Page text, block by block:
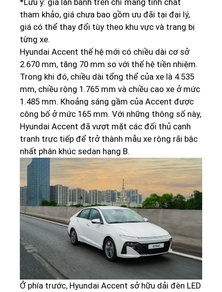
tham khảo, giá chưa bao gồm ưu đãi tại đại lý,
giá có thể thay đổi tùy theo khu vực và trang bị
từng xe.
Hyundai Accent thế hệ mới có chiều dài cơ sở
2.670 mm, tăng 70 mm so với thế hệ tiền nhiệm.
Trong khi đó, chiều dài tổng thể của xe là 4.535
mm, chiều rộng 1.765 mm và chiều cao xe ở mức
1.485 mm. Khoảng sáng gầm của Accent được
công bố ở mức 165 mm. Với những thông số này,
Hyundai Accent đã vượt mặt các đối thủ cạnh
tranh trực tiếp để trở thành mẫu xe rộng rãi bậc
nhất phân khúc sedan hạng B.
Ở phía trước, Hyundai Accent sở hữu dải đèn LED